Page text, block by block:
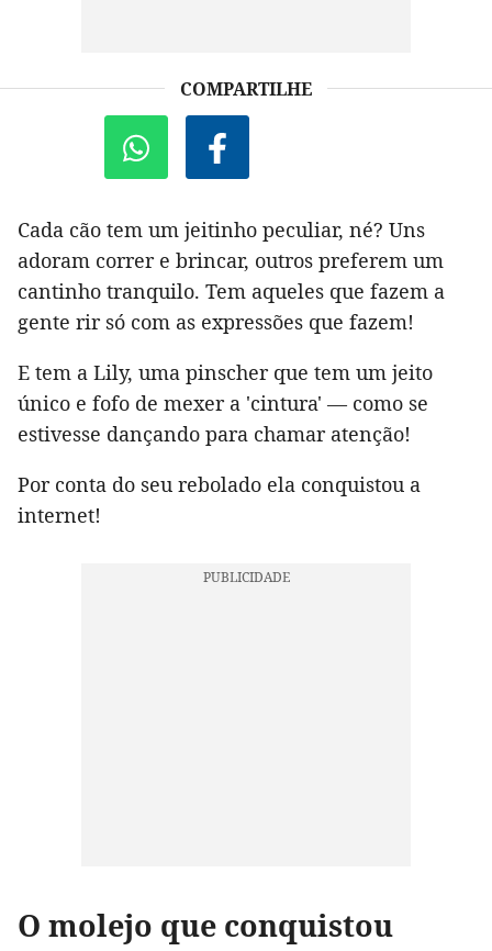
COMPARTILHE
Cada cão tem um jeitinho peculiar, né? Uns
adoram correr e brincar, outros preferem um
cantinho tranquilo. Tem aqueles que fazem a
gente rir só com as expressões que fazem!
E tem a Lily, uma pinscher que tem um jeito
único e fofo de mexer a 'cintura' — como se
estivesse dançando para chamar atenção!
Por conta do seu rebolado ela conquistou a
internet!
O molejo que conquistou